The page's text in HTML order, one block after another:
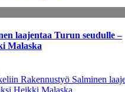
laajentaa Turun seudulle –
Malaska
Rakennustyö Salminen
Heikki Malaska